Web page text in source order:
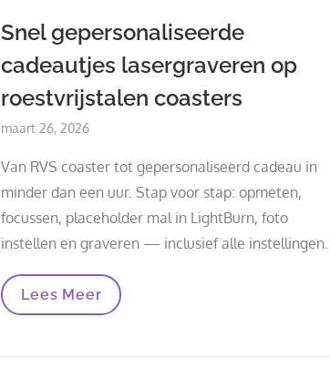
En
Meer
Snel gepersonaliseerde
cadeautjes lasergraveren op
roestvrijstalen coasters
Posted
maart 26, 2026
Van RVS coaster tot gepersonaliseerd cadeau in
minder dan een uur. Stap voor stap: opmeten,
focussen, placeholder mal in LightBurn, foto
instellen en graveren — inclusief alle instellingen.
Snel
Gepersonaliseerde
Op
Lees Meer